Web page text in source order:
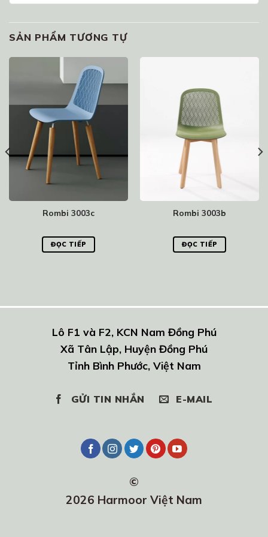
SẢN PHẨM TƯƠNG TỰ
Rombi 3003c
ĐỌC TIẾP
Rombi 3003b
ĐỌC TIẾP
Lô F1 và F2, KCN Nam Đồng Phú
Xã Tân Lập, Huyện Đồng Phú
Tỉnh Bình Phước, Việt Nam
GỬI TIN NHẮN E-MAIL
©
2026 Harmoor Việt Nam